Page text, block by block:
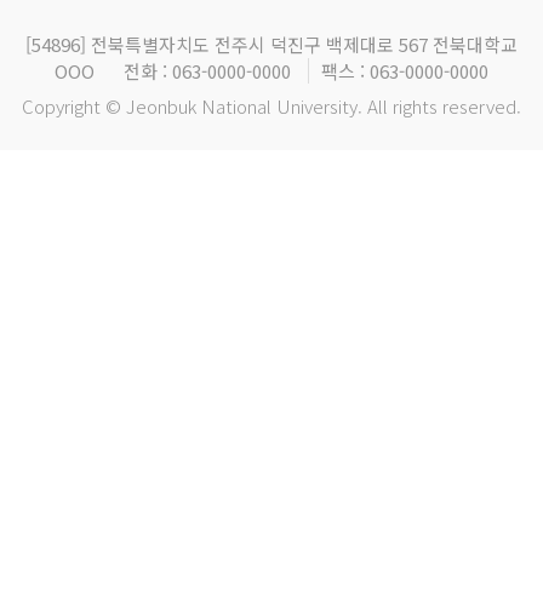
[54896] 전북특별자치도 전주시 덕진구 백제대로 567 전북대학교
OOO
전화 : 063-0000-0000
팩스 : 063-0000-0000
Copyright © Jeonbuk National University. All rights reserved.